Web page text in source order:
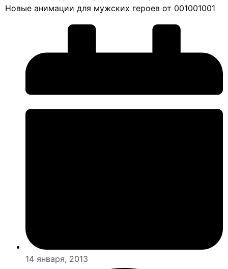
Новые анимации для мужских героев от 001001001
14 января, 2013